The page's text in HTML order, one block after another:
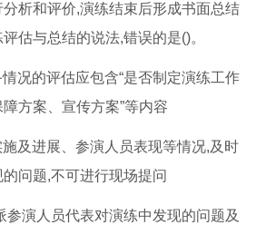
析和评价,演练结束后形成书面总结
估与总结的说法,错误的是()。
况的评估应包含“是否制定演练工作
方案、宣传方案”等内容
及进展、参演人员表现等情况,及时
问题,不可进行现场提问
参演人员代表对演练中发现的问题及